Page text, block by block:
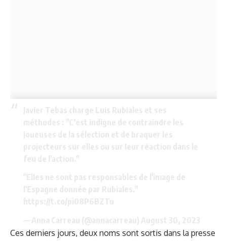
Ces derniers jours, deux noms sont sortis dans la presse